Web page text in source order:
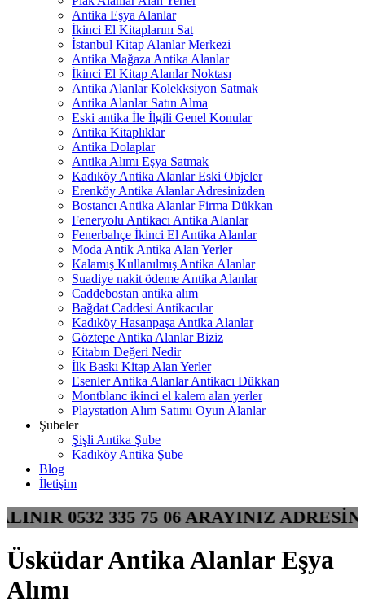
Antika Eşya Alanlar
İkinci El Kitaplarını Sat
İstanbul Kitap Alanlar Merkezi
Antika Mağaza Antika Alanlar
İkinci El Kitap Alanlar Noktası
Antika Alanlar Kolekksiyon Satmak
Antika Alanlar Satın Alma
Eski antika İle İlgili Genel Konular
Antika Kitaplıklar
Antika Dolaplar
Antika Alımı Eşya Satmak
Kadıköy Antika Alanlar Eski Objeler
Erenköy Antika Alanlar Adresinizden
Bostancı Antika Alanlar Firma Dükkan
Feneryolu Antikacı Antika Alanlar
Fenerbahçe İkinci El Antika Alanlar
Moda Antik Antika Alan Yerler
Kalamış Kullanılmış Antika Alanlar
Suadiye nakit ödeme Antika Alanlar
Caddebostan antika alım
Bağdat Caddesi Antikacılar
Kadıköy Hasanpaşa Antika Alanlar
Göztepe Antika Alanlar Biziz
Kitabın Değeri Nedir
İlk Baskı Kitap Alan Yerler
Esenler Antika Alanlar Antikacı Dükkan
Montblanc ikinci el kalem alan yerler
Playstation Alım Satımı Oyun Alanlar
Şubeler
Şişli Antika Şube
Kadıköy Antika Şube
Blog
İletişim
ALINIR 0532 335 75 06 ARAYINIZ
Üsküdar Antika Alanlar Eşya
Alımı